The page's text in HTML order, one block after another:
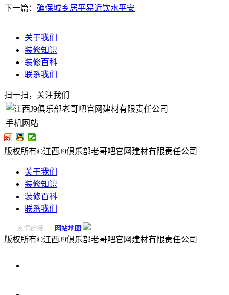
下一篇： 确保城乡居平易近饮水平安
关于我们
装修知识
装修百科
联系我们
扫一扫，关注我们
手机网站
版权所有©江西J9俱乐部老哥吧官网建材有限责任公司
关于我们
装修知识
装修百科
联系我们
友情链接： 网站地图
版权所有©江西J9俱乐部老哥吧官网建材有限责任公司